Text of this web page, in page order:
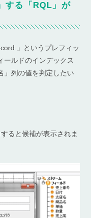
する「RQL」が
」というプレフィッ
ールドのインデックス
」列の値を判定したい
ると候補が表示されま